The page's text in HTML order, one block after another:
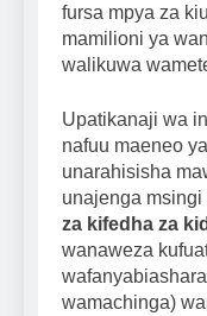
fursa mpya za
mamilioni ya
walikuwa
Upatikanaji wa
nafuu maeneo
unarahisisha
unajenga
za kifedha za
wanaweza
wamachinga)